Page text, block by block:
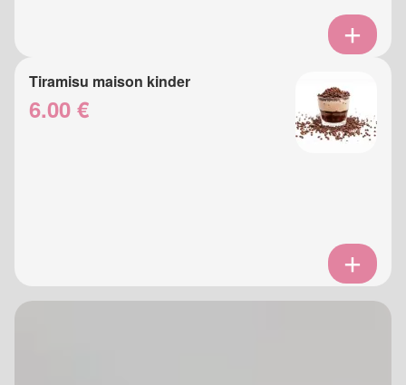
Tiramisu maison kinder
6.00 €